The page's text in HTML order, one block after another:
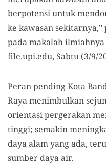
berpotensi untuk
ke kawasan
pada makalah
file.upi.edu, Sabtu (3/9/
Peran pending Kota
Raya menimbulkan
orientasi pergerakan
tinggi; semakin
daya alam yang ada,
sumber daya air.